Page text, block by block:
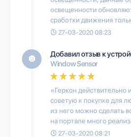
освещенности
сработки движения
27-03-2020 08:23
Добавил отзыв к
Window Sensor
«Геркон действительно
советую к покупке для
из него можно сделать
на портале много
27-03-2020 08:21